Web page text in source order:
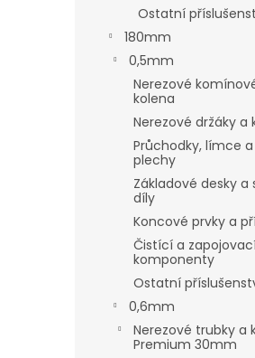
Ostatní
180mm
0,5mm
Nerezové
kolena
Nerezové držáky a
Průchodky, límce
plechy
Základové desky a
díly
Koncové prvky a
Čistící a
komponenty
Ostatní
0,6mm
Nerezové trubky a
Premium 30mm